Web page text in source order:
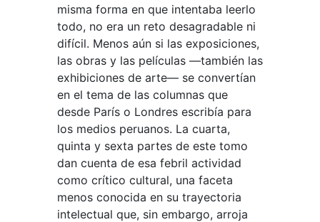
misma forma en que intentaba leerlo
todo, no era un reto desagradable ni
difícil. Menos aún si las exposiciones,
las obras y las películas —también las
exhibiciones de arte— se convertían
en el tema de las columnas que
desde París o Londres escribía para
los medios peruanos. La cuarta,
quinta y sexta partes de este tomo
dan cuenta de esa febril actividad
como crítico cultural, una faceta
menos conocida en su trayectoria
intelectual que, sin embargo, arroja